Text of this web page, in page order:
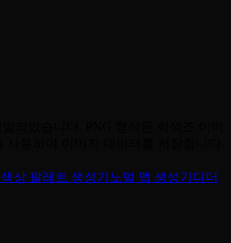
색상 팔레트 생성기 노멀 맵 생성기 디더